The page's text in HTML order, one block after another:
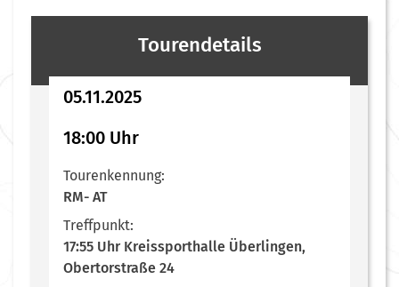
Tourendetails
05.11.2025
18:00 Uhr
Tourenkennung:
RM- AT
Treffpunkt:
17:55 Uhr Kreissporthalle Überlingen,
Obertorstraße 24